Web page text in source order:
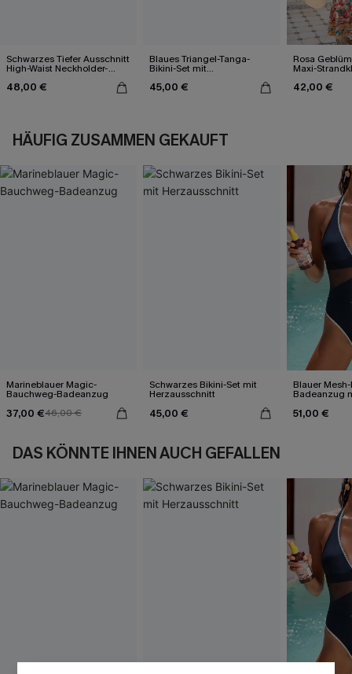
Schwarzes Tiefer Ausschnitt
High-Waist Neckholder-
Bikini-Set
48,00 €
Blaues Triangel-Tanga-
Bikini-Set mit
45,00 €
Rosa
Maxi-
42,00 €
HÄUFIG ZUSAMMEN GEKAUFT
Marineblauer Magic-
Bauchweg-Badeanzug
37,00 €46,00 €
Schwarzes Bikini-Set mit
Herzausschnitt
45,00 €
Blauer
Badeanzug
51,00 €
DAS KÖNNTE IHNEN AUCH GEFALLEN